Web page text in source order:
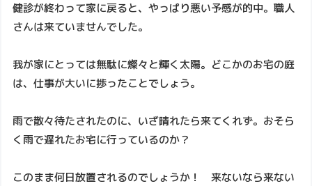
健診が終わって家に戻ると、やっぱり悪い予感が的中。職人
さんは来ていませんでした。
我が家にとっては無駄に燦々と輝く太陽。どこかのお宅の庭
は、仕事が大いに捗ったことでしょう。
雨で散々待たされたのに、いざ晴れたら来てくれず。おそら
く雨で遅れたお宅に行っているのか？
このまま何日放置されるのでしょうか！ 来ないなら来ない